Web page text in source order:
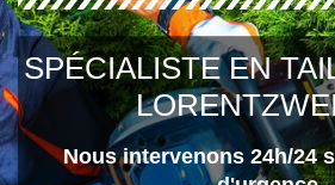
SPÉCIALISTE EN
Nous intervenons 24h/24